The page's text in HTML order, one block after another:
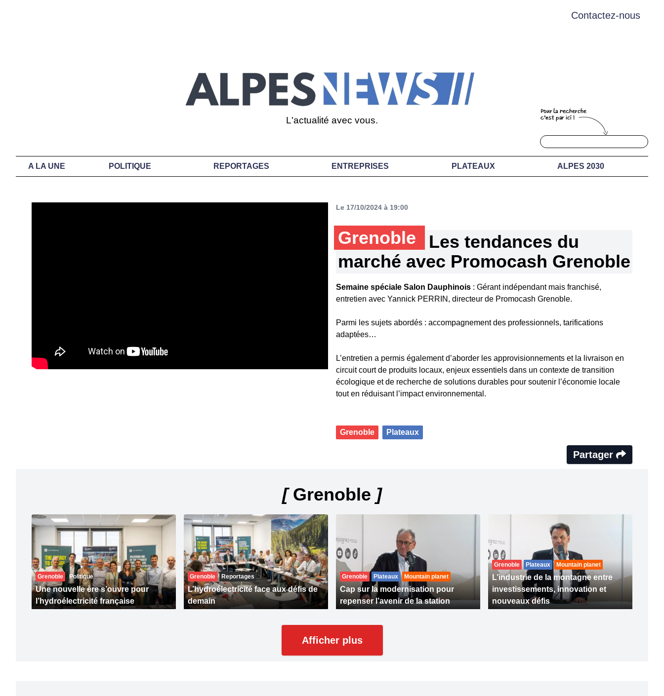
Contactez-nous
L'actualité avec vous.
A LA UNE POLITIQUE REPORTAGES ENTREPRISES PLATEAUX ALPES 2030
Le 17/10/2024 à 19:00
Grenoble
Les tendances du
marché avec Promocash Grenoble
Semaine spéciale Salon Dauphinois : Gérant indépendant mais franchisé,
entretien avec Yannick PERRIN, directeur de Promocash Grenoble.
Parmi les sujets abordés : accompagnement des professionnels, tarifications
adaptées…
L’entretien a permis également d’aborder les approvisionnements et la livraison en
circuit court de produits locaux, enjeux essentiels dans un contexte de transition
écologique et de recherche de solutions durables pour soutenir l’économie locale
tout en réduisant l’impact environnemental.
Grenoble Plateaux
Partager
[Grenoble ]
Grenoble Politique
Une nouvelle ère s’ouvre pour
l’hydroélectricité française
Grenoble Reportages
L’hydroélectricité face aux défis de
demain
Grenoble Plateaux Mountain planet
Cap sur la modernisation pour
repenser l’avenir de la station
Grenoble Plateaux Mountain planet
L’industrie de la montagne entre
investissements, innovation et
nouveaux défis
Afficher plus